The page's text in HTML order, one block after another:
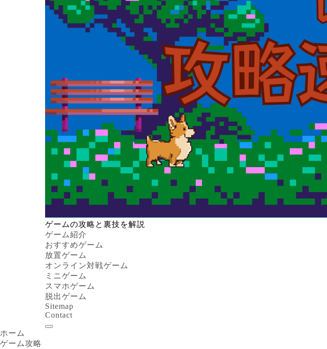
ゲームの攻略と裏技を解説
ゲーム紹介
おすすめゲーム
放置ゲーム
オンライン対戦ゲーム
ミニゲーム
スマホゲーム
脱出ゲーム
Sitemap
Contact
ホーム
ゲーム攻略